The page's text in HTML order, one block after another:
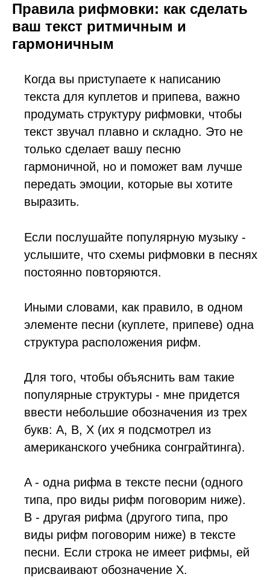
Правила рифмовки: как сделать
ваш текст ритмичным и
гармоничным
Когда вы приступаете к написанию
текста для куплетов и припева, важно
продумать структуру рифмовки, чтобы
текст звучал плавно и складно. Это не
только сделает вашу песню
гармоничной, но и поможет вам лучше
передать эмоции, которые вы хотите
выразить.
Если послушайте популярную музыку -
услышите, что схемы рифмовки в песнях
постоянно повторяются.
Иными словами, как правило, в одном
элементе песни (куплете, припеве) одна
структура расположения рифм.
Для того, чтобы объяснить вам такие
популярные структуры - мне придется
ввести небольшие обозначения из трех
букв: А, В, X (их я подсмотрел из
американского учебника сонграйтинга).
A - одна рифма в тексте песни (одного
типа, про виды рифм поговорим ниже).
B - другая рифма (другого типа, про
виды рифм поговорим ниже) в тексте
песни. Если строка не имеет рифмы, ей
присваивают обозначение X.